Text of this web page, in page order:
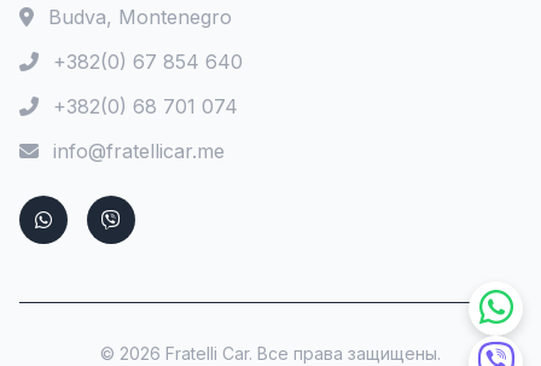
Budva, Montenegro
+382(0) 67 854 640
+382(0) 68 701 074
info@fratellicar.me
© 2026 Fratelli Car. Все права защищены.